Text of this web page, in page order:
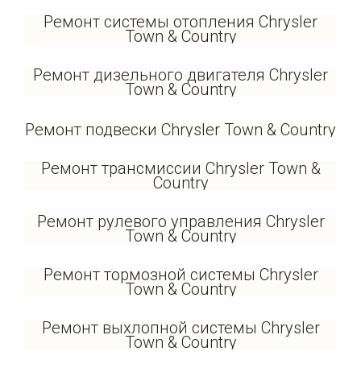
Ремонт системы отопления Chrysler
Town & Country
Ремонт дизельного двигателя Chrysler
Town & Country
Ремонт подвески Chrysler Town & Country
Ремонт трансмиссии Chrysler Town &
Country
Ремонт рулевого управления Chrysler
Town & Country
Ремонт тормозной системы Chrysler
Town & Country
Ремонт выхлопной системы Chrysler
Town & Country